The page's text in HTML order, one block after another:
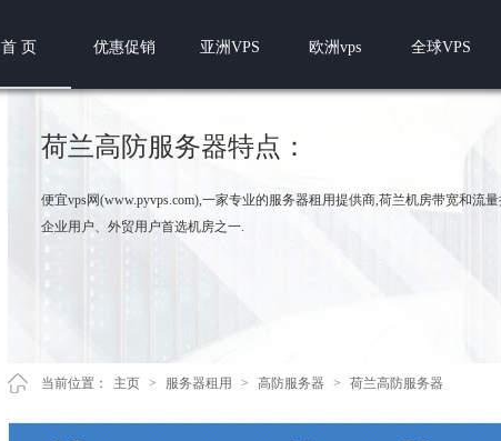
首 页 优惠促销 亚洲VPS 欧洲vps 全球VPS
荷兰高防服务器特点：
便宜vps网(www.pyvps.com),一家专业的服务器租用提供商,荷兰机房带宽和流
企业用户、外贸用户首选机房之一.
当前位置： 主页 > 服务器租用 > 高防服务器 > 荷兰高防服务器